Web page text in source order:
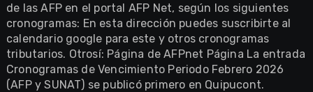
de las AFP en el portal AFP Net, según los siguientes
cronogramas: En esta dirección puedes suscribirte al
calendario google para este y otros cronogramas
tributarios. Otrosí: Página de AFPnet Página La entrada
Cronogramas de Vencimiento Periodo Febrero 2026
(AFP y SUNAT) se publicó primero en Quipucont.